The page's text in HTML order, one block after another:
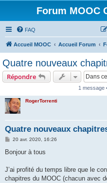
Forum MOOC
FAQ
Accueil MOOC Accueil Forum
Quatre nouveaux
Répondre
1 message
RogerTorrenti
Quatre nouveaux
M
s
g
20 avr. 2020, 16:26
Bonjour à tous
J’ai profité du temps libre que le
chapitres du MOOC (chacun avec